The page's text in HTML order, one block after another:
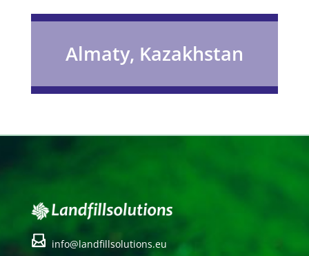
Almaty, Kazakhstan
info@landfillsolutions.eu